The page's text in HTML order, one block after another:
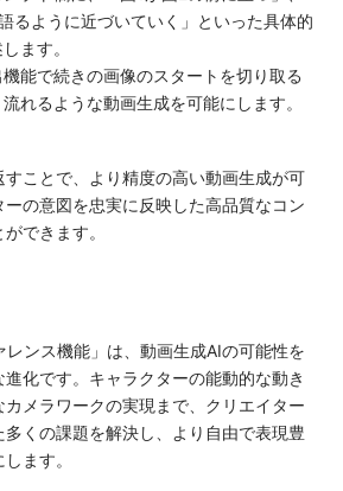
るように近づいていく」といった具体的
ます。
能で続きの画像のスタートを切り取る
れるような動画生成を可能にします。
すことで、より精度の高い動画生成が可
の意図を忠実に反映した高品質なコン
できます。
ンス機能」は、動画生成AIの可能性を
化です。キャラクターの能動的な動き
メラワークの実現まで、クリエイター
くの課題を解決し、より自由で表現豊
ます。